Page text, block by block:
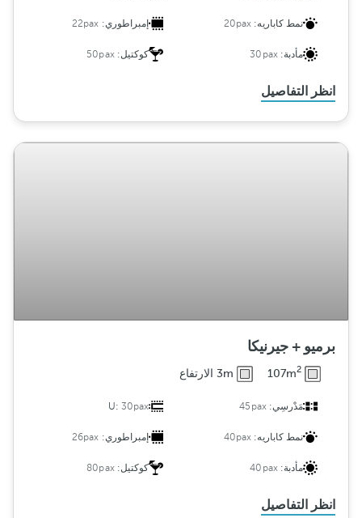
نمط كاباريه: 20pax إمبراطوري: 22pax
مأدبة:30pax كوكتيل:50pax
انظر التفاصيل
برميو + جيرنيكا
107m2 3m الارتفاع
مَدْرسِي:45pax
U: 30pax
نمط كاباريه: 40pax إمبراطوري: 26pax
مأدبة:40pax كوكتيل:80pax
انظر التفاصيل